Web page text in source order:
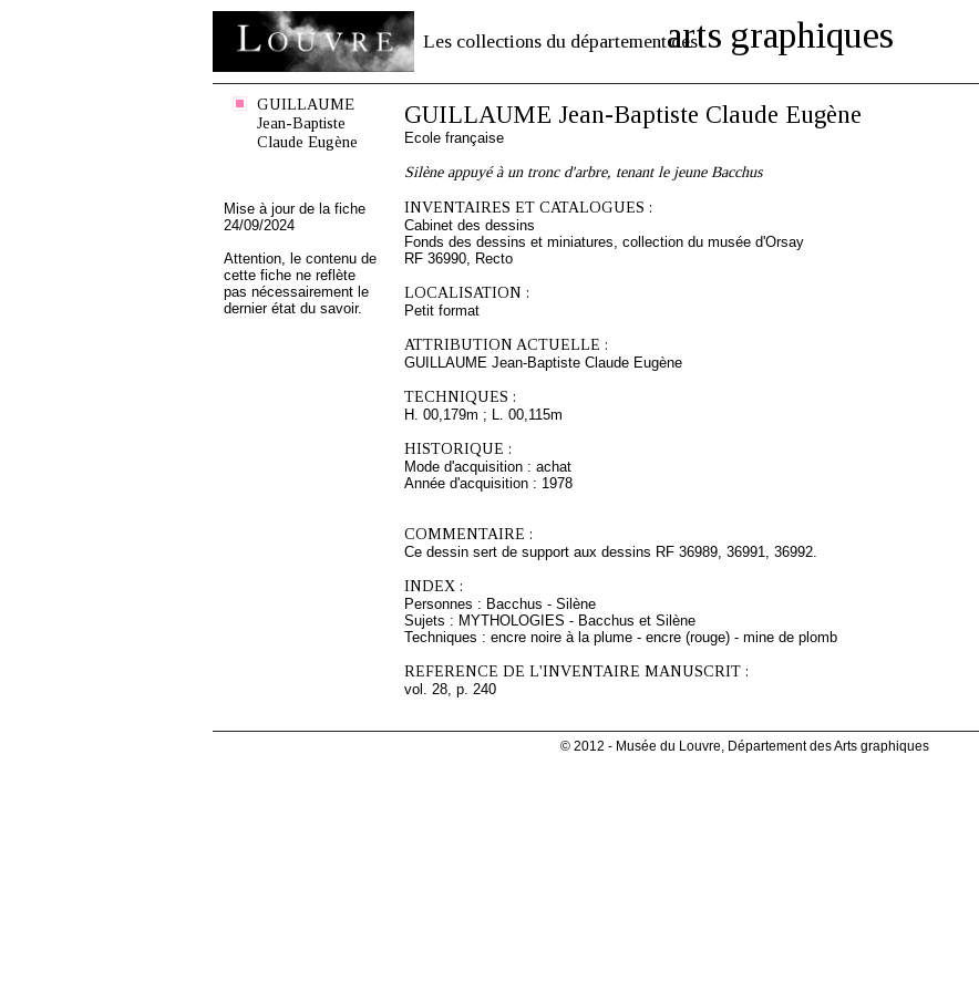
Les collections du département desarts graphiques
GUILLAUME
Jean-Baptiste
Claude Eugène
Mise à jour de la fiche
24/09/2024
Attention, le contenu de
cette fiche ne reflète
pas nécessairement le
dernier état du savoir.
GUILLAUME Jean-Baptiste Claude Eugène
Ecole française
Silène appuyé à un tronc d'arbre, tenant le jeune Bacchus
INVENTAIRES ET CATALOGUES :
Cabinet des dessins
Fonds des dessins et miniatures, collection du musée d'Orsay
RF 36990, Recto
LOCALISATION :
Petit format
ATTRIBUTION ACTUELLE :
GUILLAUME Jean-Baptiste Claude Eugène
TECHNIQUES :
H. 00,179m ; L. 00,115m
HISTORIQUE :
Mode d'acquisition : achat
Année d'acquisition : 1978
COMMENTAIRE :
Ce dessin sert de support aux dessins RF 36989, 36991, 36992.
INDEX :
Personnes : Bacchus - Silène
Sujets : MYTHOLOGIES - Bacchus et Silène
Techniques : encre noire à la plume - encre (rouge) - mine de plomb
REFERENCE DE L'INVENTAIRE MANUSCRIT :
vol. 28, p. 240
© 2012 - Musée du Louvre, Département des Arts graphiques